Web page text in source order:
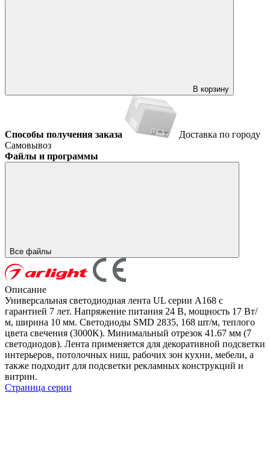
В корзину
Способы получения заказа
Доставка по городу
Самовывоз
Файлы и программы
Все файлы
Описание
Универсальная светодиодная лента UL серии A168 с
гарантией 7 лет. Напряжение питания 24 В, мощность 17 Вт/
м, ширина 10 мм. Светодиоды SMD 2835, 168 шт/м, теплого
цвета свечения (3000K). Минимальный отрезок 41.67 мм (7
светодиодов). Лента применяется для декоративной подсветки
интерьеров, потолочных ниш, рабочих зон кухни, мебели, а
также подходит для подсветки рекламных конструкций и
витрин.
Страница серии